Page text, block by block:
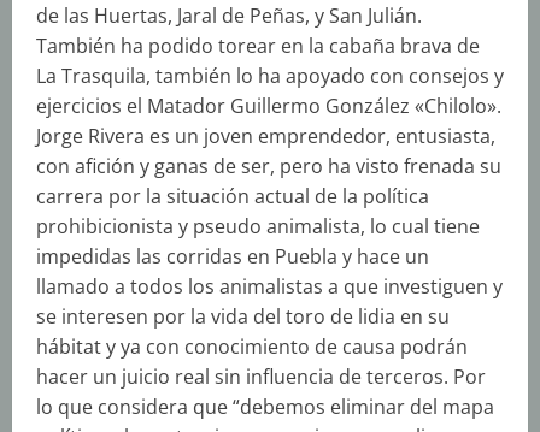
de las Huertas, Jaral de Peñas, y San Julián.
También ha podido torear en la cabaña brava de
La Trasquila, también lo ha apoyado con consejos y
ejercicios el Matador Guillermo González «Chilolo».
Jorge Rivera es un joven emprendedor, entusiasta,
con afición y ganas de ser, pero ha visto frenada su
carrera por la situación actual de la política
prohibicionista y pseudo animalista, lo cual tiene
impedidas las corridas en Puebla y hace un
llamado a todos los animalistas a que investiguen y
se interesen por la vida del toro de lidia en su
hábitat y ya con conocimiento de causa podrán
hacer un juicio real sin influencia de terceros. Por
lo que considera que “debemos eliminar del mapa